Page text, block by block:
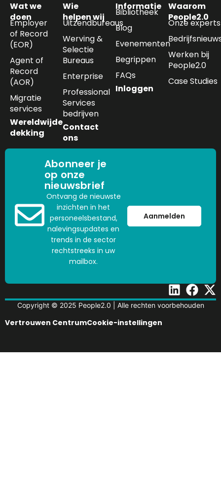
Wat we
doen
Employer
of Record
(EOR)
Agent of
Record
(AOR)
Migratie
services
Wereldwijde
dekking
Wie
helpen wij
Uitzendbureaus
Werving &
Selectie
Bureaus
Enterprise
Professional
Services
bedrijven
Contact
ons
Informatie
Bibliotheek
Blog
Evenementen
Begrippen
FAQs
Inloggen
Waarom
People2.0
Onze experts
Werken bij
People2.0
Case Studies
Abonneer je
op onze
nieuwsbrief
Ontvang de nieuwste
inzichten in het
personeelsbestand,
nalevingsupdates en
trends in de sector
rechtstreeks in uw
mailbox.
Aanmelden
Copyright © 2025 People2.0 | Alle rechten voorbehouden
Vertrouwen CentrumCookie-instellingen